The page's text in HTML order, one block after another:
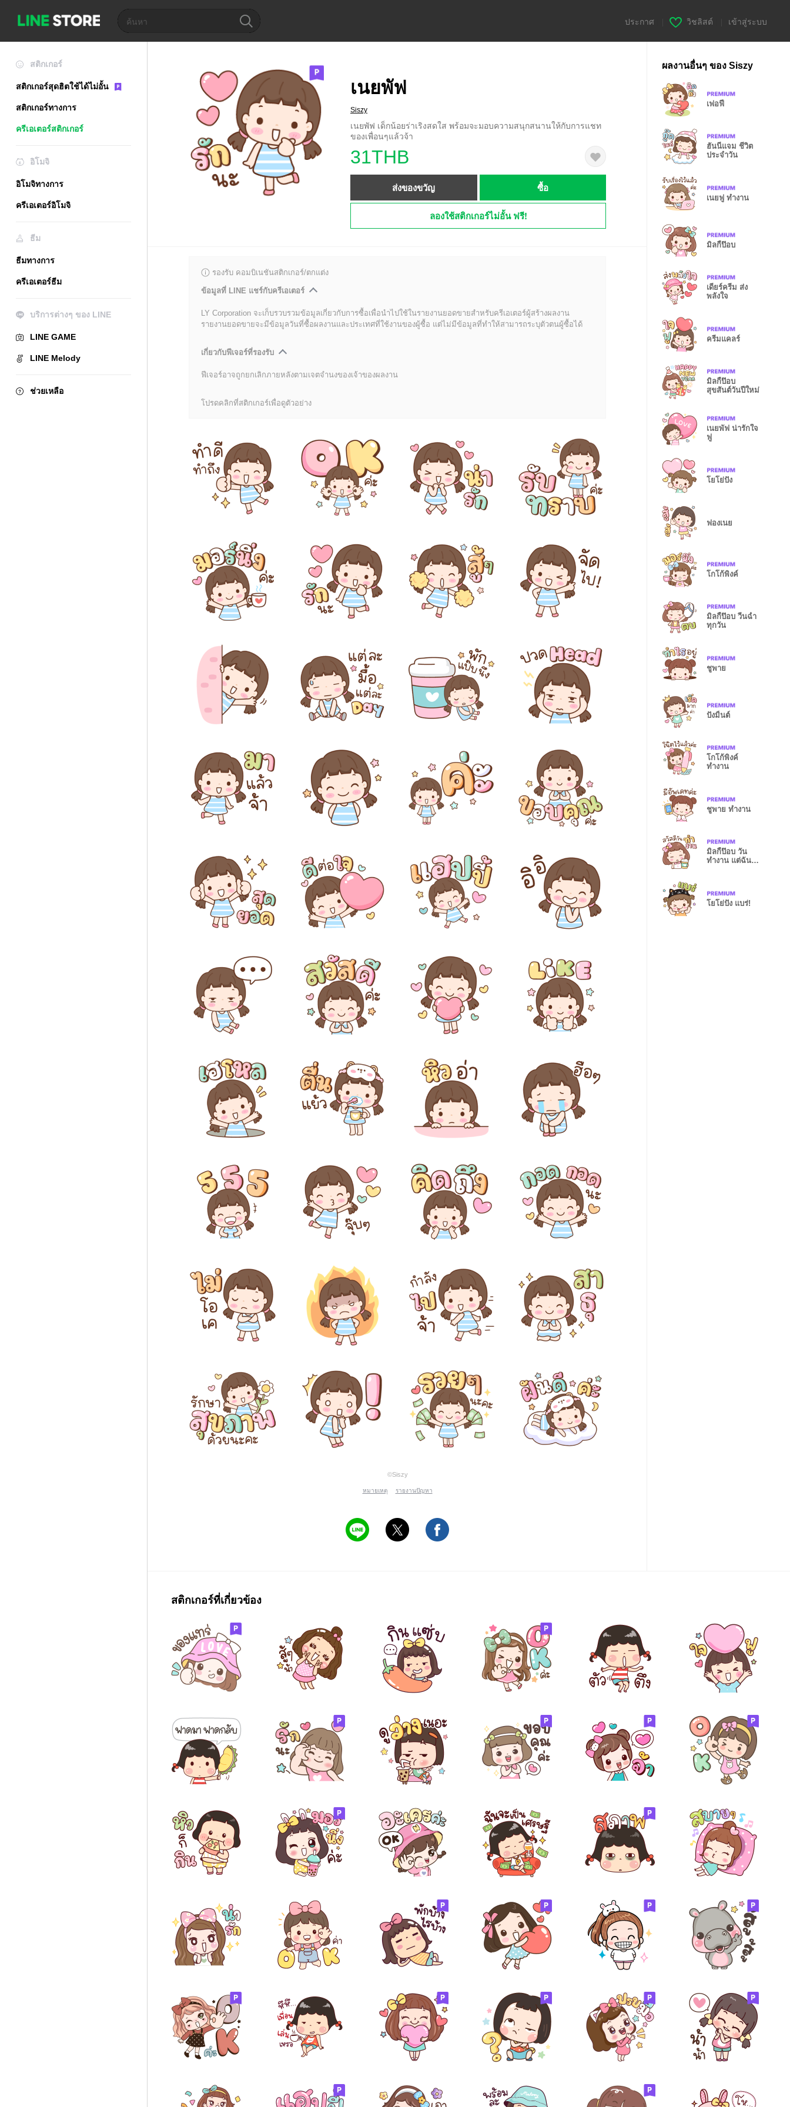
ประกาศ วิชลิสต์ เข้าสู่ระบบ
สติกเกอร์
สติกเกอร์สุดฮิตใช้ได้ไม่อั้น
สติกเกอร์ทางการ
ครีเอเตอร์สติกเกอร์
อิโมจิ
อิโมจิทางการ
ครีเอเตอร์อิโมจิ
ธีม
ธีมทางการ
ครีเอเตอร์ธีม
บริการต่างๆ ของ LINE
LINE GAME
LINE Melody
ช่วยเหลือ
เนยพัฟ
Siszy
เนยพัฟ เด็กน้อยร่าเริงสดใส พร้อมจะมอบความสนุกสนานให้กับการแชท
ของเพื่อนๆแล้วจ้า
31THB
ส่งของขวัญ ซื้อ
ลองใช้สติกเกอร์ไม่อั้น ฟรี!
รองรับ คอมบิเนชันสติกเกอร์/ตกแต่ง
ข้อมูลที่ LINE แชร์กับครีเอเตอร์
LY Corporation จะเก็บรวบรวมข้อมูลเกี่ยวกับการซื้อเพื่อนำไปใช้ในรายงานยอดขายสำหรับครีเอเตอร์ผู้สร้างผลงาน
รายงานยอดขายจะมีข้อมูลวันที่ซื้อผลงานและประเทศที่ใช้งานของผู้ซื้อ แต่ไม่มีข้อมูลที่ทำให้สามารถระบุตัวตนผู้ซื้อได้
เกี่ยวกับฟีเจอร์ที่รองรับ
ฟีเจอร์อาจถูกยกเลิกภายหลังตามเจตจำนงของเจ้าของผลงาน
โปรดคลิกที่สติกเกอร์เพื่อดูตัวอย่าง
©Siszy
หมายเหตุ รายงานปัญหา
ผลงานอื่นๆ ของ Siszy
เฟอฟี่
ฮันนี่แจม ชีวิต
ประจำวัน
เนยฟู ทำงาน
มิลกี้ป๊อบ
เดียร์ครีม ส่ง
พลังใจ
ครีมแคลร์
มิลกี้ป๊อบ
สุขสันต์วันปีใหม่
เนยพัฟ น่ารักใจ
ฟู
โยโย่ปัง
ฟองเนย
โกโก้พิงค์
มิลกี้ป๊อบ วีนฉ่ำ
ทุกวัน
ชูพาย
ปังมิ้นต์
โกโก้พิงค์
ทำงาน
ชูพาย ทำงาน
มิลกี้ป๊อบ วัน
ทำงาน แต่ฉันขี้
โยโย่ปัง แบร่!
สติกเกอร์ที่เกี่ยวข้อง